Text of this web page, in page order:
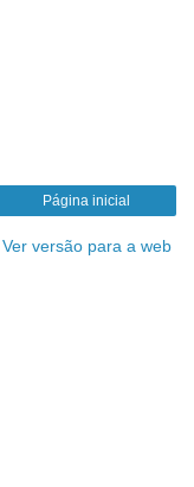
Página inicial
Ver versão para a web